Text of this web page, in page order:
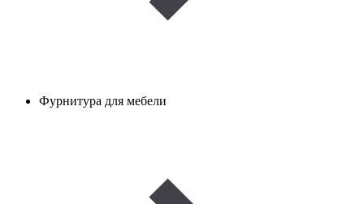
Фурнитура для мебели